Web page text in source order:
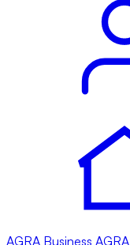
AGRA Business AGRA